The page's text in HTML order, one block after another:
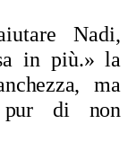
Nadi,
in più.» la
ma
pur di non